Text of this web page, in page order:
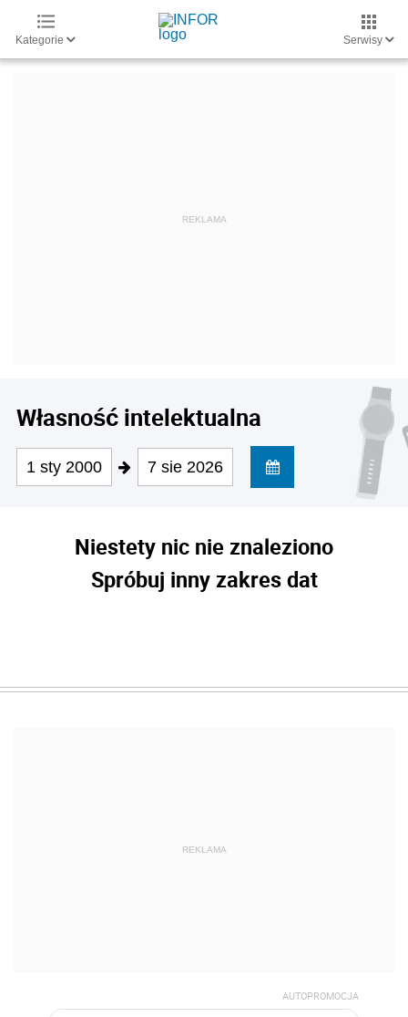
Kategorie Serwisy
Własność intelektualna
1 sty 2000 7 sie 2026
Niestety nic nie znaleziono
Spróbuj inny zakres dat
REKLAMA
AUTOPROMOCJA